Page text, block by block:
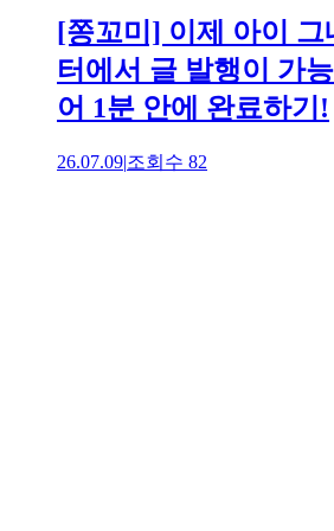
[쫑꼬미] 이제 아이 그
터에서 글 발행이 가
어 1분 안에 완료하기!
26.07.09|조회수 82